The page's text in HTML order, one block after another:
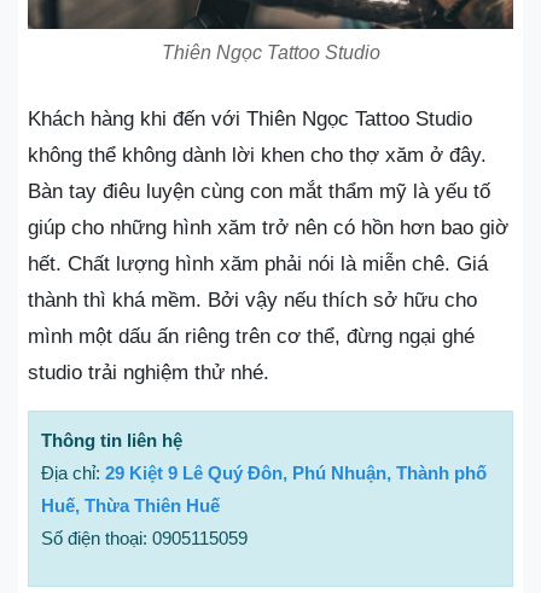
Thiên Ngọc Tattoo Studio
Khách hàng khi đến với Thiên Ngọc Tattoo Studio
không thể không dành lời khen cho thợ xăm ở đây.
Bàn tay điêu luyện cùng con mắt thẩm mỹ là yếu tố
giúp cho những hình xăm trở nên có hồn hơn bao giờ
hết. Chất lượng hình xăm phải nói là miễn chê. Giá
thành thì khá mềm. Bởi vậy nếu thích sở hữu cho
mình một dấu ấn riêng trên cơ thể, đừng ngại ghé
studio trải nghiệm thử nhé.
Thông tin liên hệ
Địa chỉ: 29 Kiệt 9 Lê Quý Đôn, Phú Nhuận, Thành phố
Huế, Thừa Thiên Huế
Số điện thoại: 0905115059